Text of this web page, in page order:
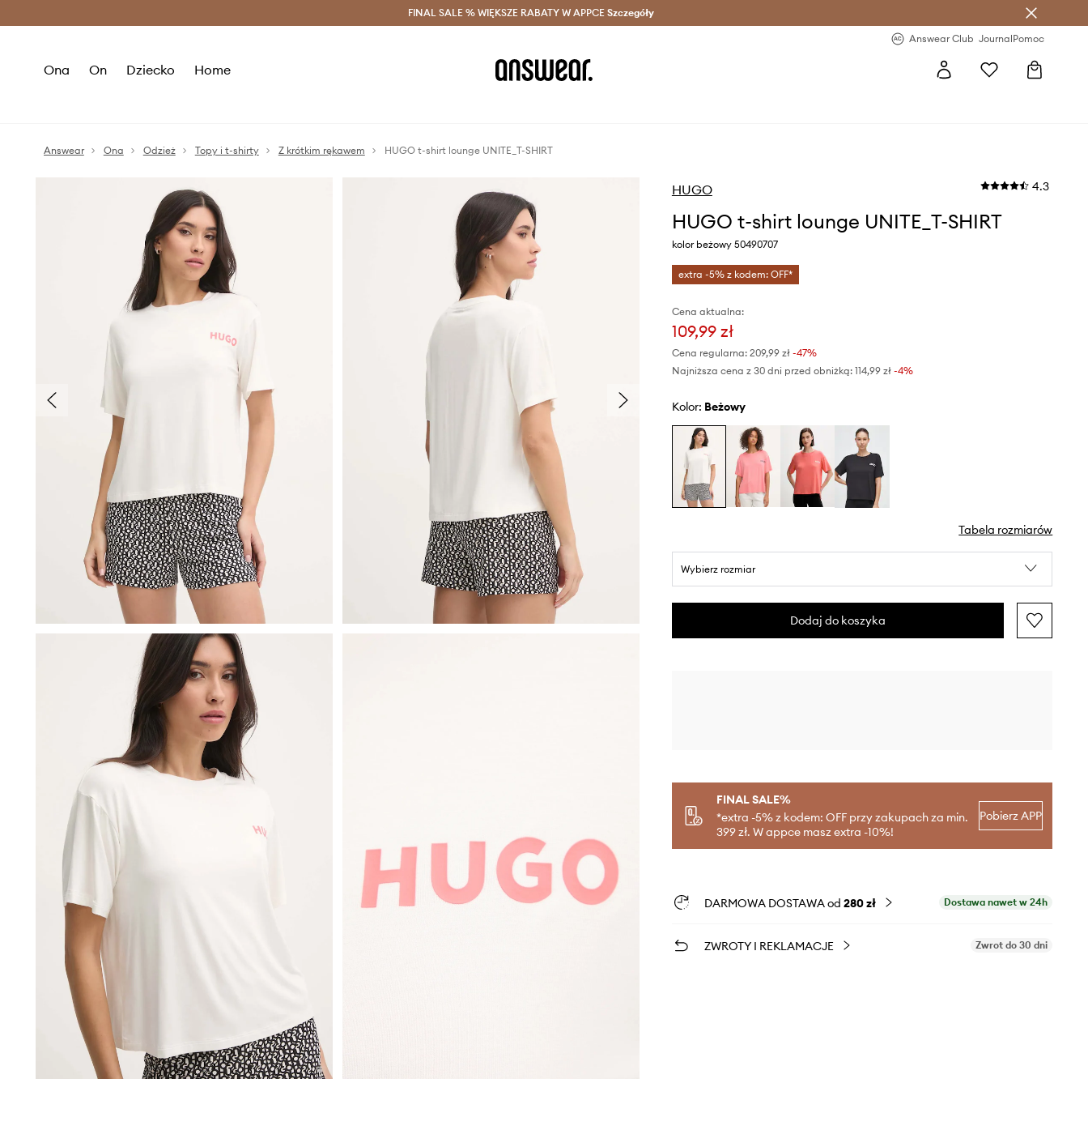
Oszczędzaj z Answear Club > Dostawa nawet w 24h >
FINAL SALE % WIĘKSZE RABATY W APPCE Szczegóły
Answear Club JournalPomoc
Ona On Dziecko Home
Answear Ona Odzież Topy i t-shirty Z krótkim rękawem HUGO t-shirt lounge UNITE_T-SHIRT
HUGO 4.3
HUGO t-shirt lounge UNITE_T-SHIRT
kolor beżowy 50490707
extra -5% z kodem: OFF*
Cena aktualna:
109,99 zł
Cena regularna: 209,99 zł-47%
Najniższa cena z 30 dni przed obniżką: 114,99 zł -4%
Kolor: beżowy
Tabela rozmiarów
Wybierz rozmiar
Dodaj do koszyka
FINAL SALE%
*extra -5% z kodem: OFF przy zakupach za min.
399 zł. W appce masz extra -10%!
Pobierz APP
DARMOWA DOSTAWA od 280 zł Dostawa nawet w 24h
ZWROTY I REKLAMACJE Zwrot do 30 dni